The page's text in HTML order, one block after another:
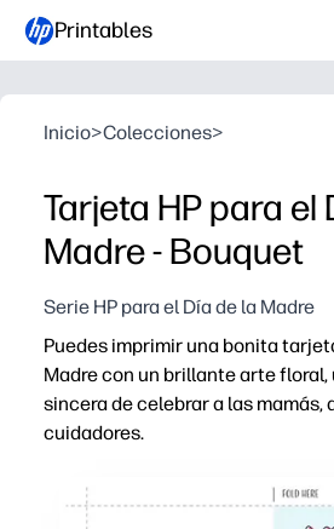
Printables
Inicio>Colecciones>
Tarjeta HP para el
Madre - Bouquet
Serie HP para el Día de la Madre
Puedes imprimir una bonita
Madre con un brillante arte floral,
sincera de celebrar a las mamás,
cuidadores.
Solo tienes que imprimir,
Sus hijos pueden añadir